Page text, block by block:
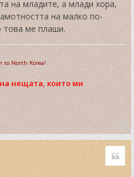
на младите, а млади хора,
на малко по-
това ме плаши.
to North Korea!
нещата, които ми
T
o
p